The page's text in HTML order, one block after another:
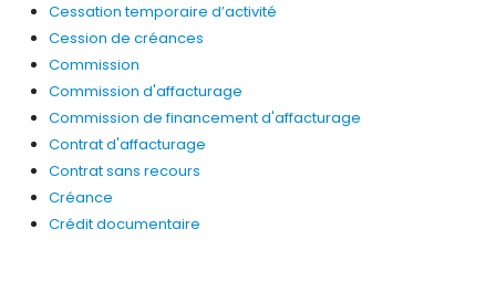
Cessation temporaire d’activité
Cession de créances
Commission
Commission d'affacturage
Commission de financement d'affacturage
Contrat d'affacturage
Contrat sans recours
Créance
Crédit documentaire